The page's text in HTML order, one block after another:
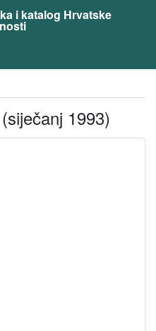
i katalog Hrvatske
1993)